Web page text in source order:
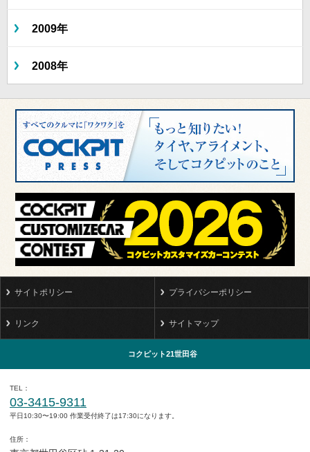
2009年
2008年
サイトポリシー プライバシーポリシー
リンク サイトマップ
コクピット21世田谷
TEL
03-3415-9311
平日10:30〜19:00 作業受付終了は17:30になります。
住所